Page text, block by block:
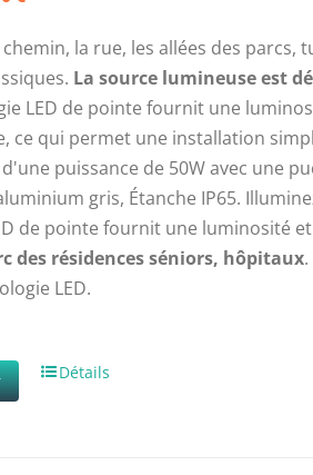
:
€.
actuel
est :
39,00 €.
la rue, les allées des
La source lumineuse est
LED de pointe fournit une
ce qui permet une installation
puissance de 50W avec une
gris, Étanche IP65.
de pointe fournit une luminosité
des résidences séniors, hôpitaux
LED.
Détails